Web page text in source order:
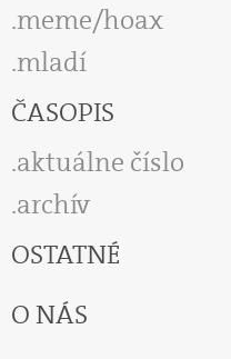
meme/hoax
mladí
ČASOPIS
aktuálne číslo
archív
OSTATNÉ
O NÁS